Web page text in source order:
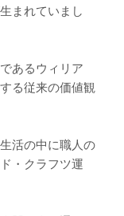
まれていまし
あるウィリア
る従来の価値観
活の中に職人の
・クラフツ運